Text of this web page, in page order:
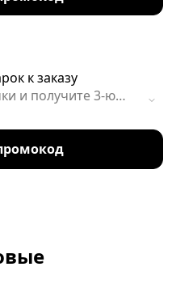
к заказу
и получите 3-ю
Код активен